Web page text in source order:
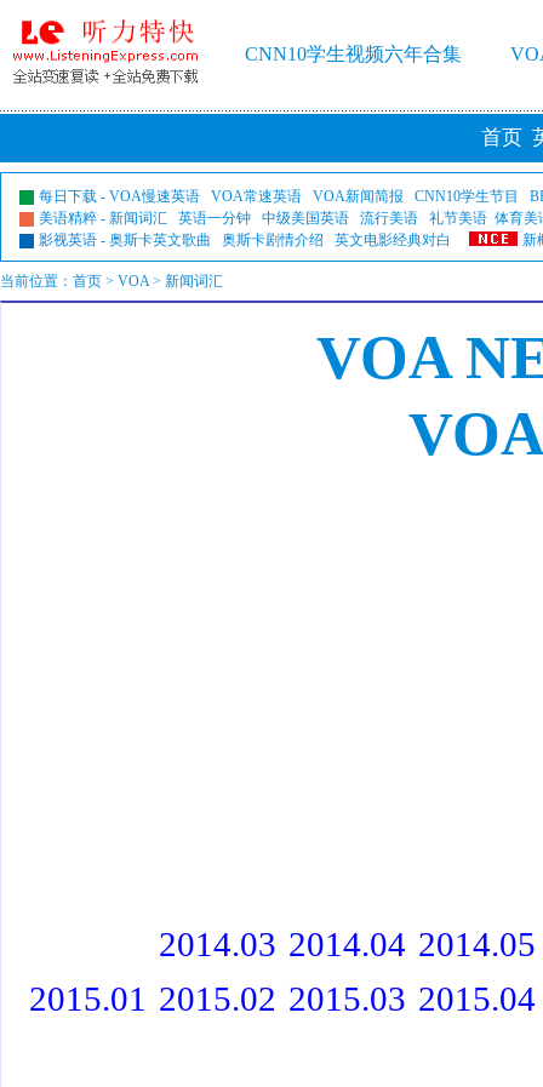
CNN10学生视频六年合集
首页
每日下载 - VOA慢速英语 VOA常速英语 VOA新闻简报 CNN10学生节目
美语精粹 - 新闻词汇 英语一分钟 中级美国英语 流行美语 礼节美语 体育美
影视英语 - 奥斯卡英文歌曲 奥斯卡剧情介绍 英文电影经典对白 新
当前位置： 首页 > VOA> 新闻词汇
VOA
2014.03 2014.04 2014.05
2015.01 2015.02 2015.03 2015.04